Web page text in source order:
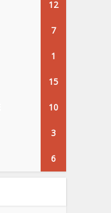
12
7
1
15
10
3
6